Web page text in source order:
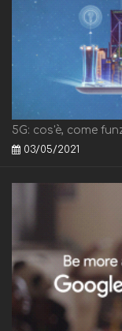
5G: cos'è, come
03/05/2021